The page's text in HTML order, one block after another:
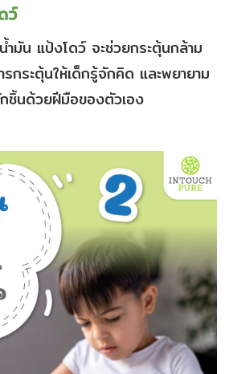
ว์
ามัน แป้งโดว์ จะช่วยกระตุ้นกล้าม
กระตุ้นให้เด็กรู้จักคิด และพยายาม
ชิ้นด้วยฝีมือของตัวเอง